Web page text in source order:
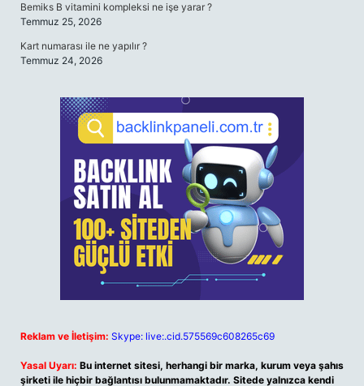
Bemiks B vitamini kompleksi ne işe yarar ?
Temmuz 25, 2026
Kart numarası ile ne yapılır ?
Temmuz 24, 2026
Reklam ve İletişim: Skype: live:.cid.575569c608265c69
Yasal Uyarı: Bu internet sitesi, herhangi bir marka, kurum veya şahıs
şirketi ile hiçbir bağlantısı bulunmamaktadır. Sitede yalnızca kendi